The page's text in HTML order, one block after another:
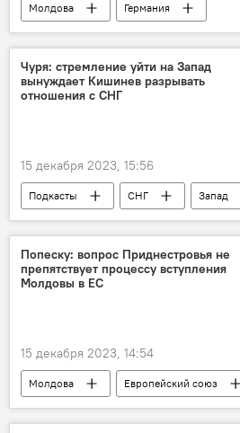
Молдова Германия
Чуря: стремление уйти на Запад
вынуждает Кишинев разрывать
отношения с СНГ
15 декабря 2023, 15:56
Подкасты СНГ
Запад
В Молдове
Молдова
Корнелиу Чуря
Попеску: вопрос Приднестровья не
препятствует процессу вступления
Молдовы в ЕС
15 декабря 2023, 14:54
Молдова
Европейский союз
Нику Попеску
Приднестровье